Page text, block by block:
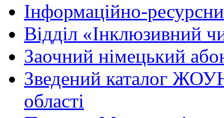
Інформаційно-
Вiддiл «Інклюзивний
Заочний німецький
Зведений каталог
області